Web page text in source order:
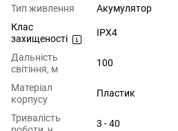
Тип живлення
Акумулятор
Клас
захищеності
IPX4
Дальність
світіння, м
100
Матеріал
корпусу
Пластик
Тривалість
3 - 40